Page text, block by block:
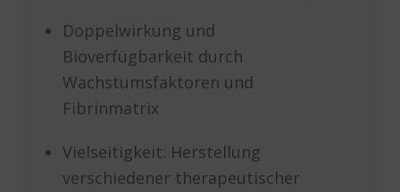
Doppelwirkung und
Bioverfügbarkeit durch
Wachstumsfaktoren und
Fibrinmatrix
Vielseitigkeit: Herstellung
verschiedener therapeutischer